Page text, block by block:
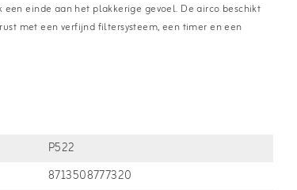
einde aan het plakkerige gevoel. De airco beschikt
met een verfijnd filtersysteem, een timer en een
P522
8713508777320